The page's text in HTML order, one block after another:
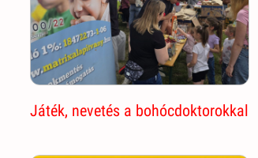
Játék, nevetés a bohócdoktorokkal